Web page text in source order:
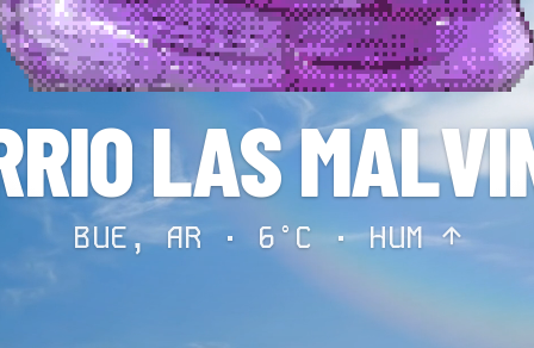
LAS
BUE, AR · 6°C ·HUM ↑